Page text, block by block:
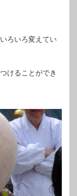
ろいろ変えてい
けることができ